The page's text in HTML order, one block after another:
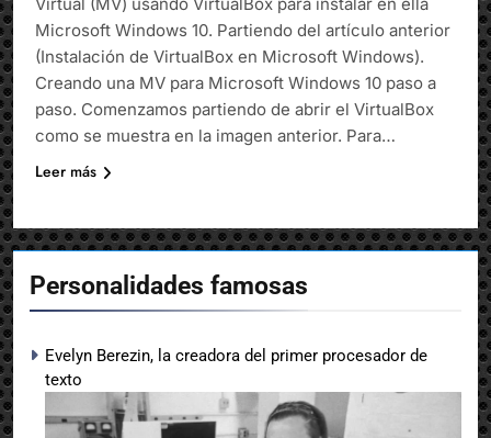
Personalidades famosas
Evelyn Berezin, la creadora del primer procesador de
texto
Microsoft Windows 10. Partiendo del artículo anterior
(Instalación de VirtualBox en Microsoft Windows).
Creando una MV para Microsoft Windows 10 paso a
paso. Comenzamos partiendo de abrir el VirtualBox
como se muestra en la imagen anterior. Para…
Leer más